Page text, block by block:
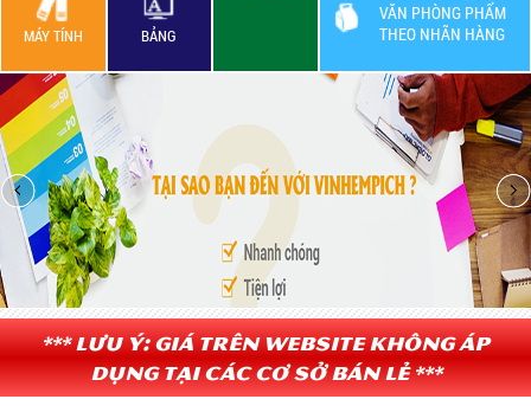
VĂN PHÒNG PHẨM
THEO NHÃN HÀNG
MÁY TÍNH BẢNG
*** Lưu ý: Giá trên website không áp
dụng tại các cơ sở bán lẻ ***